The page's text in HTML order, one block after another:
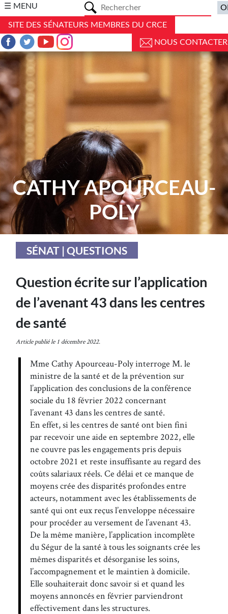
☰ MENU
SITE DES SÉNATEURS MEMBRES DU CRCE
NOUS CONTACTER
CATHY APOURCEAU-
POLY
SÉNAT | QUESTIONS
Question écrite sur l’application
de l’avenant 43 dans les centres
de santé
Article publié le 1 décembre 2022.
Mme Cathy Apourceau-Poly interroge M. le
ministre de la santé et de la prévention sur
l’application des conclusions de la conférence
sociale du 18 février 2022 concernant
l’avenant 43 dans les centres de santé.
En effet, si les centres de santé ont bien fini
par recevoir une aide en septembre 2022, elle
ne couvre pas les engagements pris depuis
octobre 2021 et reste insuffisante au regard des
coûts salariaux réels. Ce délai et ce manque de
moyens crée des disparités profondes entre
acteurs, notamment avec les établissements de
santé qui ont eux reçus l’enveloppe nécessaire
pour procéder au versement de l’avenant 43.
De la même manière, l’application incomplète
du Ségur de la santé à tous les soignants crée les
mêmes disparités et désorganise les soins,
l’accompagnement et le maintien à domicile.
Elle souhaiterait donc savoir si et quand les
moyens annoncés en février parviendront
effectivement dans les structures.